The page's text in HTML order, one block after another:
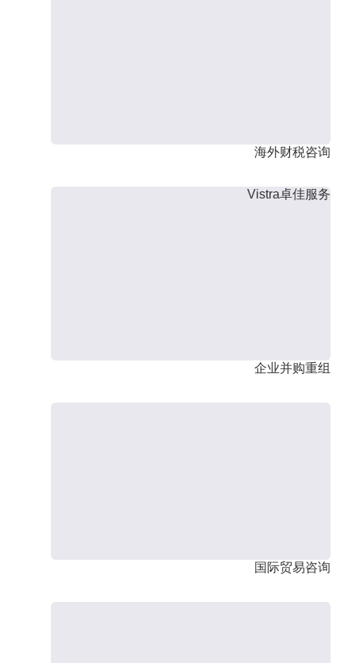
海外财税咨询
Vistra卓佳服务
企业并购重组
国际贸易咨询